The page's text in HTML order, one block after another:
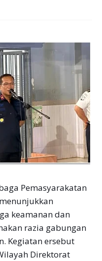
Pemasyarakatan
keamanan dan
razia gabungan
Kegiatan ersebut
Direktorat